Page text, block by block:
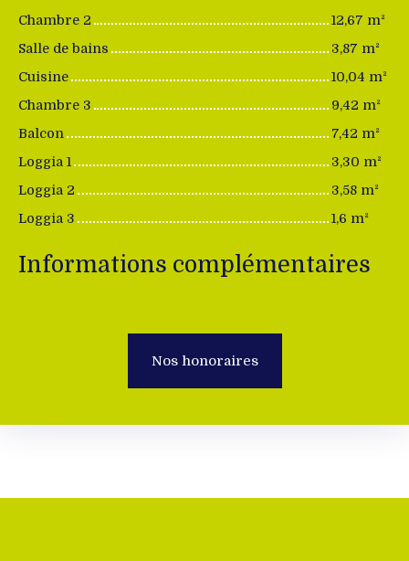
Chambre 2
12,67 m²
Salle de bains
3,87 m²
Cuisine
10,04 m²
Chambre 3
9,42 m²
Balcon
7,42 m²
Loggia 1
3,30 m²
Loggia 2
3,58 m²
Loggia 3
1,6 m²
Informations complémentaires
Nos honoraires